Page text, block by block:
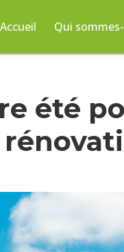
Accueil Qui
été